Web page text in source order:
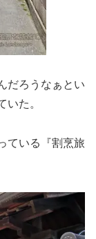
だろうなぁとい
いた。
ている『割烹旅